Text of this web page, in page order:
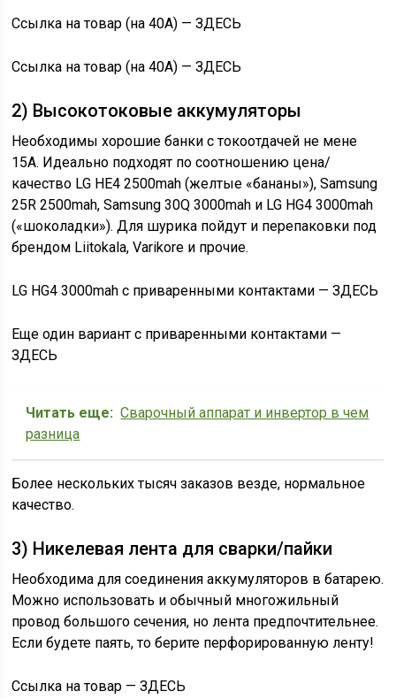
Ссылка на товар (на 40А) — ЗДЕСЬ
Ссылка на товар (на 40А) — ЗДЕСЬ
2) Высокотоковые аккумуляторы
Необходимы хорошие банки с токоотдачей не мене
15А. Идеально подходят по соотношению цена/
качество LG HE4 2500mah (желтые «бананы»), Samsung
25R 2500mah, Samsung 30Q 3000mah и LG HG4 3000mah
(«шоколадки»). Для шурика пойдут и перепаковки под
брендом Liitokala, Varikore и прочие.
LG HG4 3000mah с приваренными контактами — ЗДЕСЬ
Еще один вариант с приваренными контактами —
ЗДЕСЬ
Читать еще: Сварочный аппарат и инвертор в чем
разница
Более нескольких тысяч заказов везде, нормальное
качество.
3) Никелевая лента для сварки/пайки
Необходима для соединения аккумуляторов в батарею.
Можно использовать и обычный многожильный
провод большого сечения, но лента предпочтительнее.
Если будете паять, то берите перфорированную ленту!
Ссылка на товар — ЗДЕСЬ